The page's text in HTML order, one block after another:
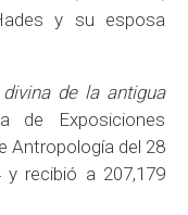
y su esposa
de la antigua
Exposiciones
Antropología del 28
recibió a 207,179